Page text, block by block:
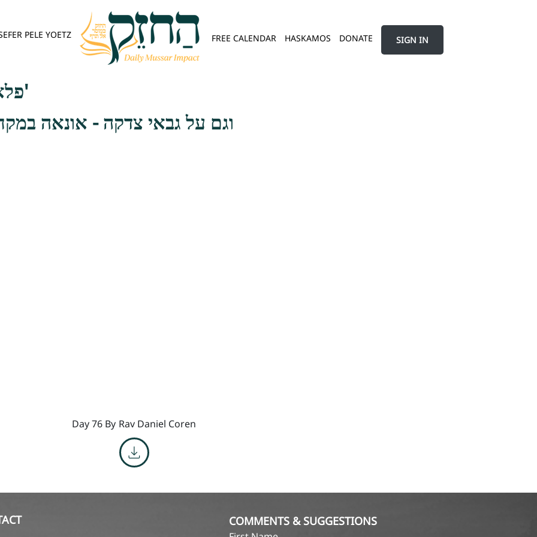
PELE YOETZ FREE CALENDAR HASKAMOS DONATE SIGN IN
פלא יועץ - אות א'
וגם על גבאי צדקה - אונאה
Day 76 By Rav Daniel Coren
COMMENTS & SUGGESTIONS